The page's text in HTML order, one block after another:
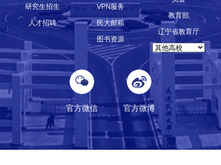
研究生招生
人才招聘
VPN服务
民大邮箱
图书资源
教育部
辽宁省教育厅
官方微信 官方微博